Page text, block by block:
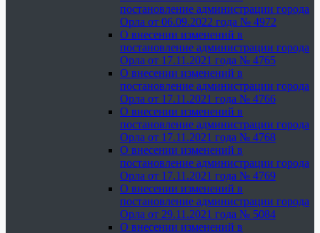
постановление администрации города
Орла от 06.09.2022 года № 4972
О внесении изменений в
постановление администрации города
Орла от 17.11.2021 года № 4765
О внесении изменений в
постановление администрации города
Орла от 17.11.2021 года № 4766
О внесении изменений в
постановление администрации города
Орла от 17.11.2021 года № 4768
О внесении изменений в
постановление администрации города
Орла от 17.11.2021 года № 4769
О внесении изменений в
постановление администрации города
Орла от 29.11.2021 года № 5084
О внесении изменений в